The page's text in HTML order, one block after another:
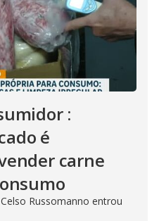
:
é
carne
Russomanno entrou